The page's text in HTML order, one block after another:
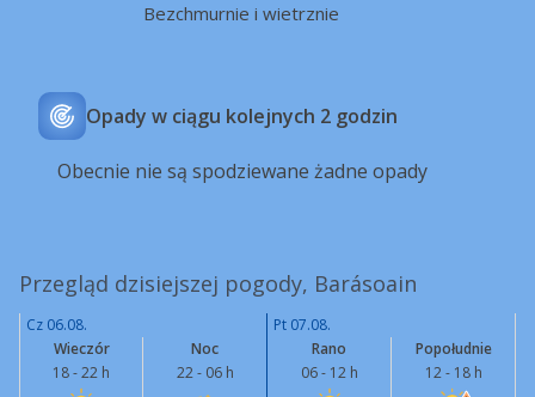
Bezchmurnie i wietrznie
Opady w ciągu kolejnych 2 godzin
Obecnie nie są spodziewane żadne opady
Przegląd dzisiejszej pogody, Barásoain
Cz 06.08.
Pt 07.08.
Wieczór
18 - 22 h
Noc
22 - 06 h
Rano
06 - 12 h
Popołudnie
12 - 18 h